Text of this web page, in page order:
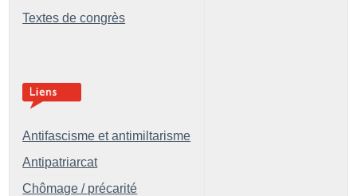
Textes de congrès
Antifascisme et antimiltarisme
Antipatriarcat
Chômage / précarité